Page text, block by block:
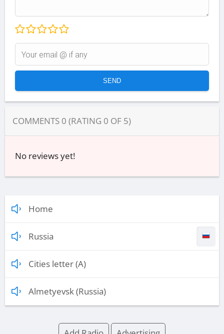
COMMENTS 0 (RATING 0 OF 5)
No reviews yet!
Home
Russia
Cities letter (A)
Almetyevsk (Russia)